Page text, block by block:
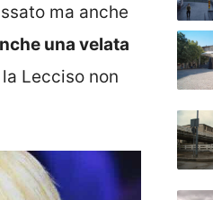
ma anche
una velata
Lecciso non